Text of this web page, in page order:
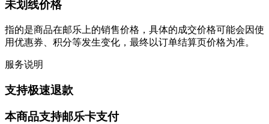
未划线价格
指的是商品在邮乐上的销售价格，具体的成交价格可能会因使
用优惠券、积分等发生变化，最终以订单结算页价格为准。
服务说明
支持极速退款
本商品支持邮乐卡支付